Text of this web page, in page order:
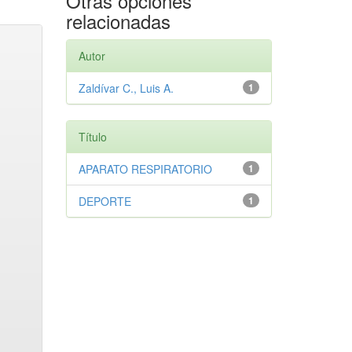
relacionadas
Autor
1
Zaldívar C., Luis A.
Título
1
APARATO RESPIRATORIO
1
DEPORTE